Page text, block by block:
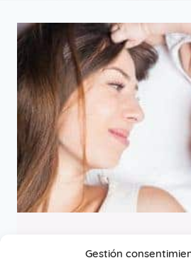
Gestión
Caída de